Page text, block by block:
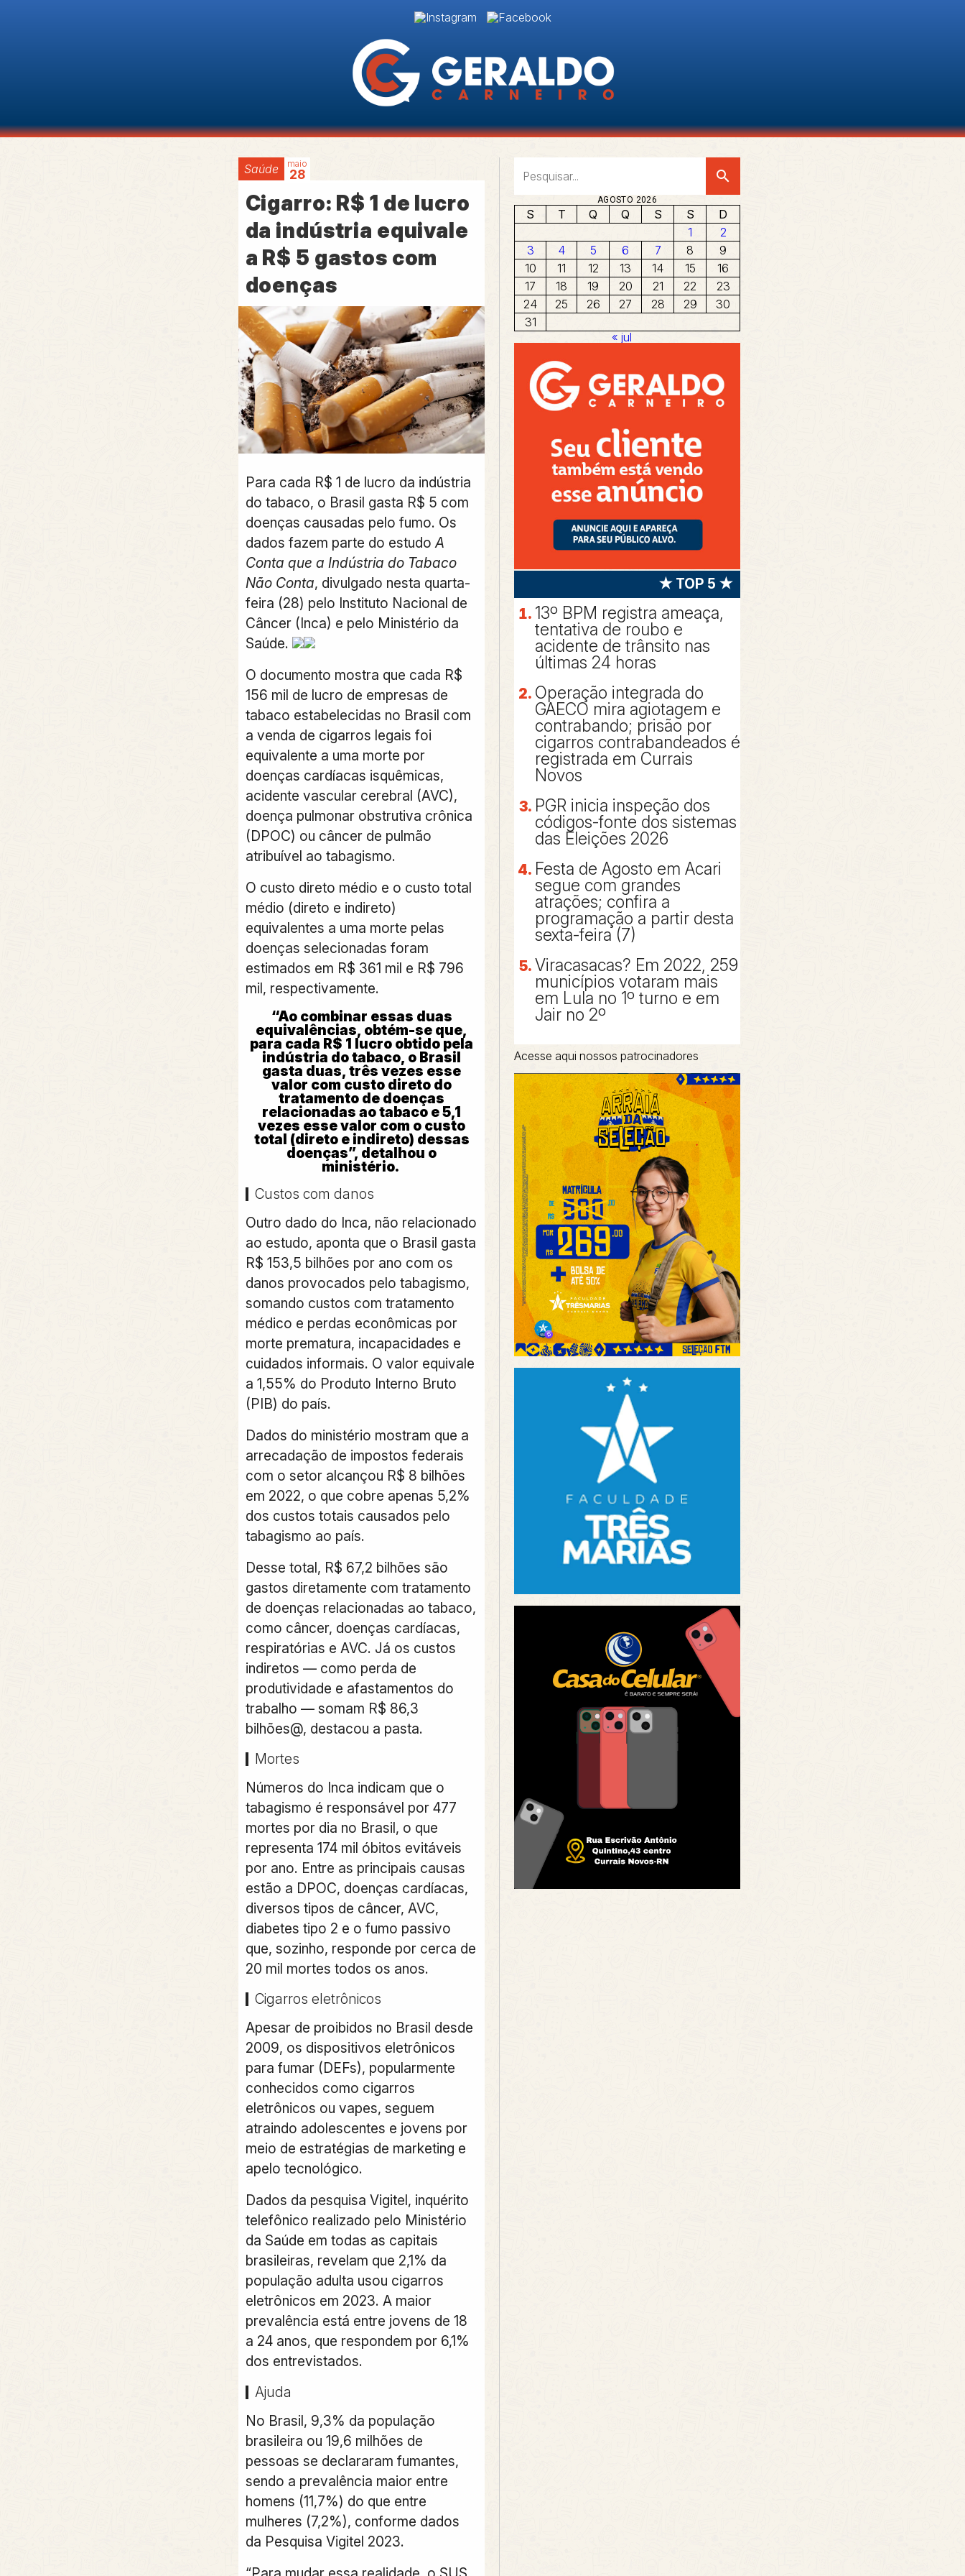
Saúde 28
maio
Cigarro: R$ 1 de lucro
da indústria equivale
a R$ 5 gastos com
doenças
Para cada R$ 1 de lucro da indústria
do tabaco, o Brasil gasta R$ 5 com
doenças causadas pelo fumo. Os
dados fazem parte do estudoA
Conta que a Indústria do Tabaco
Não Conta, divulgado nesta quarta-
feira (28) pelo Instituto Nacional de
Câncer (Inca) e pelo Ministério da
Saúde.
O documento mostra que cada R$
156 mil de lucro de empresas de
tabaco estabelecidas no Brasil com
a venda de cigarros legais foi
equivalente a uma morte por
doenças cardíacas isquêmicas,
acidente vascular cerebral (AVC),
doença pulmonar obstrutiva crônica
(DPOC) ou câncer de pulmão
atribuível ao tabagismo.
O custo direto médio e o custo total
médio (direto e indireto)
equivalentes a uma morte pelas
doenças selecionadas foram
estimados em R$ 361 mil e R$ 796
mil, respectivamente.
“Ao combinar essas duas
equivalências, obtém-se que,
para cada R$ 1 lucro obtido pela
indústria do tabaco, o Brasil
gasta duas, três vezes esse
valor com custo direto do
tratamento de doenças
relacionadas ao tabaco e 5,1
vezes esse valor com o custo
total (direto e indireto) dessas
doenças”, detalhou o
ministério.
Custos com danos
Outro dado do Inca, não relacionado
ao estudo, aponta que o Brasil gasta
R$ 153,5 bilhões por ano com os
danos provocados pelo tabagismo,
somando custos com tratamento
médico e perdas econômicas por
morte prematura, incapacidades e
cuidados informais. O valor equivale
a 1,55% do Produto Interno Bruto
(PIB) do país.
Dados do ministério mostram que a
arrecadação de impostos federais
com o setor alcançou R$ 8 bilhões
em 2022, o que cobre apenas 5,2%
dos custos totais causados pelo
tabagismo ao país.
Desse total, R$ 67,2 bilhões são
gastos diretamente com tratamento
de doenças relacionadas ao tabaco,
como câncer, doenças cardíacas,
respiratórias e AVC. Já os custos
indiretos — como perda de
produtividade e afastamentos do
trabalho — somam R$ 86,3
bilhões@, destacou a pasta.
Mortes
Números do Inca indicam que o
tabagismo é responsável por 477
mortes por dia no Brasil, o que
representa 174 mil óbitos evitáveis
por ano. Entre as principais causas
estão a DPOC, doenças cardíacas,
diversos tipos de câncer, AVC,
diabetes tipo 2 e o fumo passivo
que, sozinho, responde por cerca de
20 mil mortes todos os anos.
Cigarros eletrônicos
Apesar de proibidos no Brasil desde
2009, os dispositivos eletrônicos
para fumar (DEFs), popularmente
conhecidos como cigarros
eletrônicos ou vapes, seguem
atraindo adolescentes e jovens por
meio de estratégias de marketing e
apelo tecnológico.
Dados da pesquisa Vigitel, inquérito
telefônico realizado pelo Ministério
da Saúde em todas as capitais
brasileiras, revelam que 2,1% da
população adulta usou cigarros
eletrônicos em 2023. A maior
prevalência está entre jovens de 18
a 24 anos, que respondem por 6,1%
dos entrevistados.
Ajuda
No Brasil, 9,3% da população
brasileira ou 19,6 milhões de
pessoas se declararam fumantes,
sendo a prevalência maior entre
homens (11,7%) do que entre
mulheres (7,2%), conforme dados
da Pesquisa Vigitel 2023.
search
AGOSTO 2026
S T Q Q S S
D
1
2
3
4 5 6 7 8
9
10
11 12 13 14 15
16
17
18 19 20 21 22
23
24
25 26 27 28 29
30
31
« jul
★ TOP 5 ★
13º BPM registra ameaça,
tentativa de roubo e
acidente de trânsito nas
últimas 24 horas
Operação integrada do
GAECO mira agiotagem e
contrabando; prisão por
cigarros contrabandeados é
registrada em Currais
Novos
PGR inicia inspeção dos
códigos-fonte dos sistemas
das Eleições 2026
Festa de Agosto em Acari
segue com grandes
atrações; confira a
programação a partir desta
sexta-feira (7)
Viracasacas? Em 2022, 259
municípios votaram mais
em Lula no 1º turno e em
Jair no 2º
Acesse aqui nossos patrocinadores